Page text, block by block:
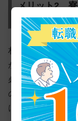
メリット2．
いる
村田製作所の期間
からの通勤環境が
必要な家具・家電
のものと比べても
けば、すぐにでも